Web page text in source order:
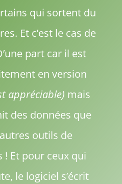
qui sortent du
Et c’est le cas de
part car il est
en version
appréciable) mais
des données que
outils de
Et pour ceux qui
le logiciel s’écrit